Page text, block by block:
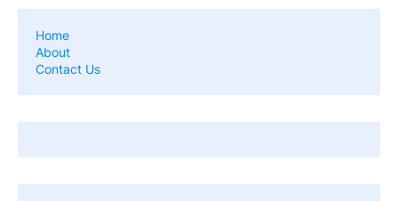
Home
About
Contact Us